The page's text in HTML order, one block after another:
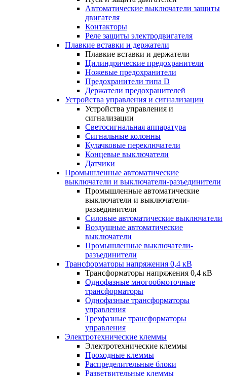
Автоматические выключатели защиты
двигателя
Контакторы
Реле защиты электродвигателя
Плавкие вставки и держатели
Плавкие вставки и держатели
Цилиндрические предохранители
Ножевые предохранители
Предохранители типа D
Держатели предохранителей
Устройства управления и сигнализации
Устройства управления и
сигнализации
Светосигнальная аппаратура
Сигнальные колонны
Кулачковые переключатели
Концевые выключатели
Датчики
Промышленные автоматические
выключатели и выключатели-разъединители
Промышленные автоматические
выключатели и выключатели-
разъединители
Силовые автоматические выключатели
Воздушные автоматические
выключатели
Промышленные выключатели-
разъединители
Трансформаторы напряжения 0,4 кВ
Трансформаторы напряжения 0,4 кВ
Однофазные многообмоточные
трансформаторы
Однофазные трансформаторы
управления
Трехфазные трансформаторы
управления
Электротехнические клеммы
Электротехнические клеммы
Проходные клеммы
Распределительные блоки
Разветвительные клеммы